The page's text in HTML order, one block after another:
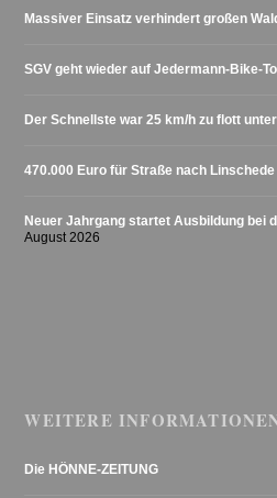
Massiver Einsatz verhindert großen
SGV geht wieder auf Jedermann-Bike-
Der Schnellste war 25 km/h zu flott
470.000 Euro für Straße nach Linschede
Neuer Jahrgang startet Ausbildung bei
August 2026
WEITERE
Die HÖNNE-ZEITUNG